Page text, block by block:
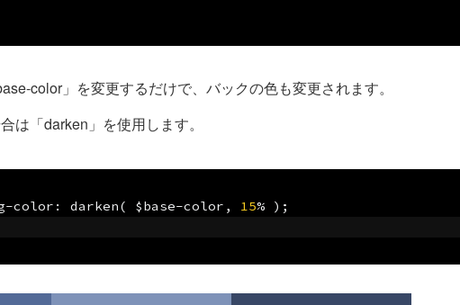
color」を変更するだけで、バックの色も変更されます。
は「darken」を使用します。
-color : darken( $base-color , 15% );